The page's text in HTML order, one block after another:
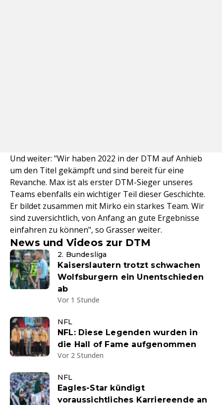
Und weiter: "Wir haben 2022 in der DTM auf Anhieb
um den Titel gekämpft und sind bereit für eine
Revanche. Max ist als erster DTM-Sieger unseres
Teams ebenfalls ein wichtiger Teil dieser Geschichte.
Er bildet zusammen mit Mirko ein starkes Team. Wir
sind zuversichtlich, von Anfang an gute Ergebnisse
einfahren zu können", so Grasser weiter.
News und Videos zur DTM
2. Bundesliga
Kaiserslautern trotzt schwachen
Wolfsburgern ein Unentschieden
ab
Vor 1 Stunde
NFL
NFL: Diese Legenden wurden in
die Hall of Fame aufgenommen
Vor 2 Stunden
NFL
Eagles-Star kündigt
voraussichtliches Karriereende an